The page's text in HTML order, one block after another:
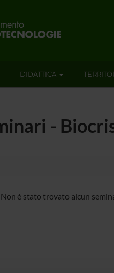
DIDATTICA
-
Non è stato trovato alcun